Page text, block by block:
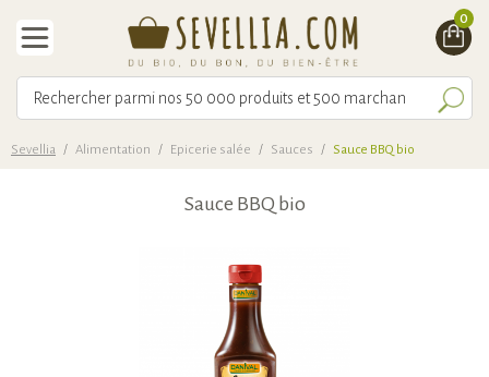
0
Sevellia / Alimentation / Epicerie salée / Sauces / Sauce BBQ bio
Sauce BBQ bio